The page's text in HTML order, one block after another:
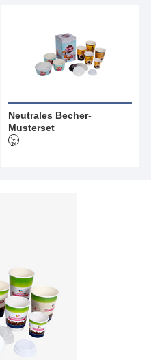
Neutrales Becher-
Musterset